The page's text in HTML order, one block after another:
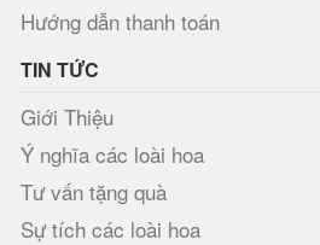
Hướng dẫn thanh toán
TIN TỨC
Giới Thiệu
Ý nghĩa các loài hoa
Tư vấn tặng quà
Sự tích các loài hoa